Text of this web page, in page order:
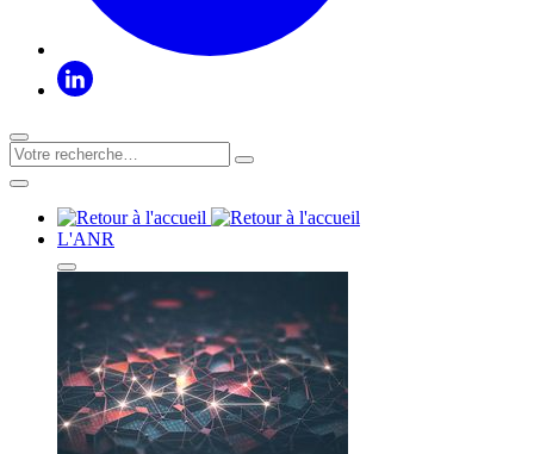
L'ANR